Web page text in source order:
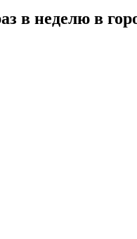
в неделю в